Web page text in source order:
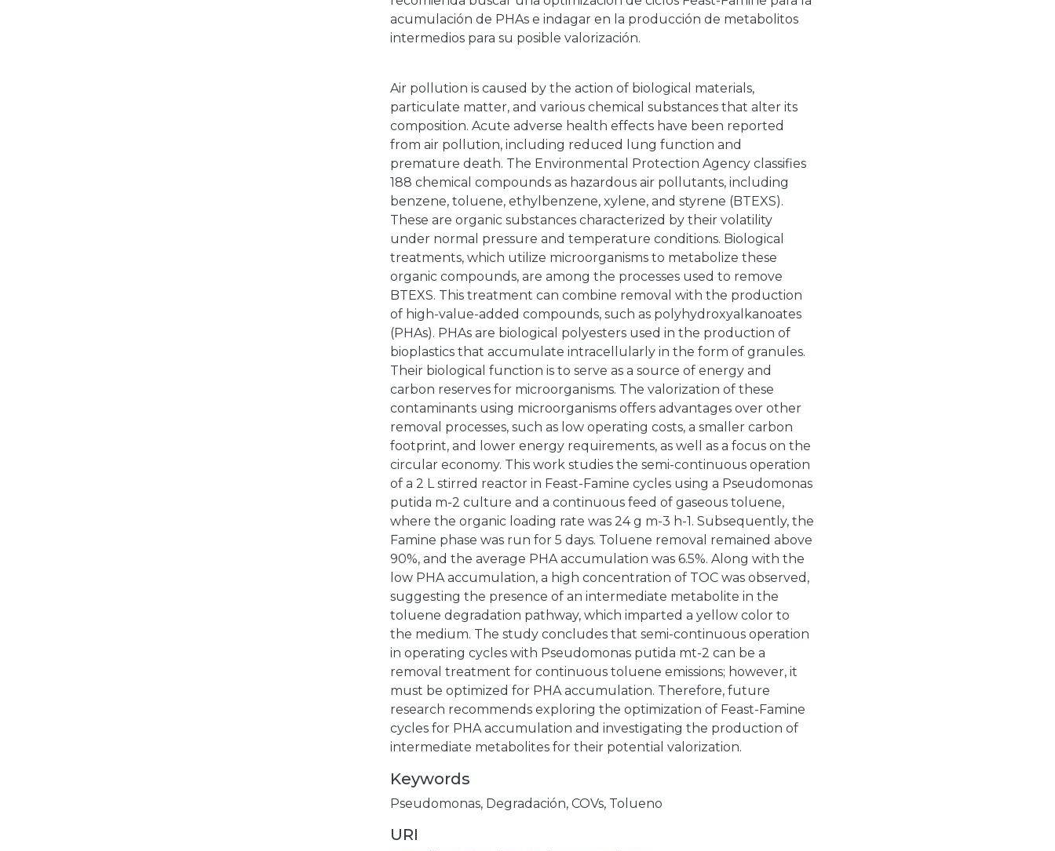
acumulación de PHAs e indagar en la producción de metabolitos
intermedios para su posible valorización.
Air pollution is caused by the action of biological materials,
particulate matter, and various chemical substances that alter its
composition. Acute adverse health effects have been reported
from air pollution, including reduced lung function and
premature death. The Environmental Protection Agency classifies
188 chemical compounds as hazardous air pollutants, including
benzene, toluene, ethylbenzene, xylene, and styrene (BTEXS).
These are organic substances characterized by their volatility
under normal pressure and temperature conditions. Biological
treatments, which utilize microorganisms to metabolize these
organic compounds, are among the processes used to remove
BTEXS. This treatment can combine removal with the production
of high-value-added compounds, such as polyhydroxyalkanoates
(PHAs). PHAs are biological polyesters used in the production of
bioplastics that accumulate intracellularly in the form of granules.
Their biological function is to serve as a source of energy and
carbon reserves for microorganisms. The valorization of these
contaminants using microorganisms offers advantages over other
removal processes, such as low operating costs, a smaller carbon
footprint, and lower energy requirements, as well as a focus on the
circular economy. This work studies the semi-continuous operation
of a 2 L stirred reactor in Feast-Famine cycles using a Pseudomonas
putida m-2 culture and a continuous feed of gaseous toluene,
where the organic loading rate was 24 g m-3 h-1. Subsequently, the
Famine phase was run for 5 days. Toluene removal remained above
90%, and the average PHA accumulation was 6.5%. Along with the
low PHA accumulation, a high concentration of TOC was observed,
suggesting the presence of an intermediate metabolite in the
toluene degradation pathway, which imparted a yellow color to
the medium. The study concludes that semi-continuous operation
in operating cycles with Pseudomonas putida mt-2 can be a
removal treatment for continuous toluene emissions; however, it
must be optimized for PHA accumulation. Therefore, future
research recommends exploring the optimization of Feast-Famine
cycles for PHA accumulation and investigating the production of
intermediate metabolites for their potential valorization.
Keywords
Pseudomonas, Degradación, COVs, Tolueno
URI